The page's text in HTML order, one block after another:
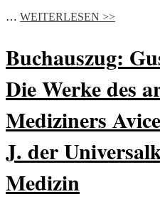
… WEITERLESEN >>
Buchauszug:
Die Werke des
Mediziners
J. der
Medizin